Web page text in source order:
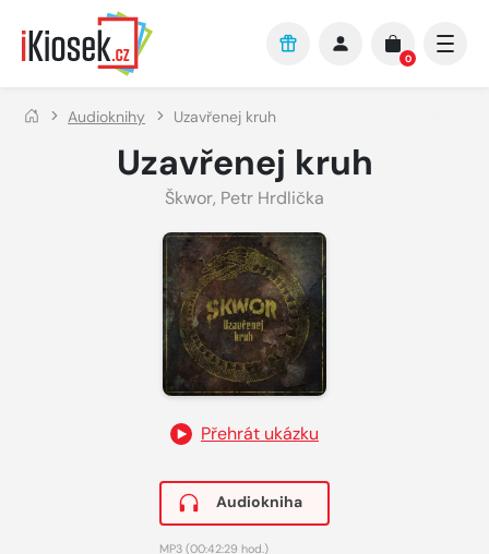
Přejít na hlavní obsah
0
Audioknihy Uzavřenej kruh
Uzavřenej kruh
Škwor, Petr Hrdlička
Přehrát ukázku
Audiokniha
MP3 (00:42:29 hod.)